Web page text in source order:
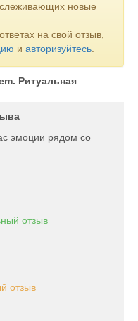
новые
на свой отзыв,
и авторизуйтесь
Ритуальная
эмоции рядом со
отзыв
отзыв